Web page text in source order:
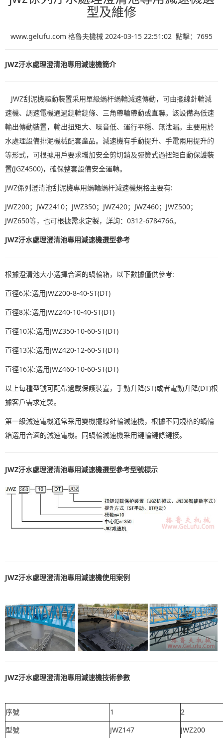
型及維修
www.gelufu.com 格魯夫機械 2024-03-15 22:51:02 點擊： 7695
JWZ汙水處理澄清池專用減速機簡介
JWZ刮泥機驅動裝置采用單級蝸杆蝸輪減速傳動，可由擺線針輪減
速機、調速電機通過鏈輪鏈條、三角帶輪帶動或直聯。該設備為低速
輸出傳動裝置，輸出扭矩大、噪音低、運行平穩、無泄漏。主要用於
水處理設備排泥機械配套產品。減速機有手動提升、手電兩用提升的
等形式，可根據用戶要求增加安全剪切銷及彈簧式過扭矩自動保護裝
置(JGZ4500)，確保整套設備安全運轉。
JWZ係列澄清池刮泥機專用蝸輪蝸杆減速機規格主要有:
JWZ200；JWZ2410；JWZ350；JWZ420；JWZ460；JWZ500；
JWZ650等，也可根據需求定製，詳詢：0312-6784766。
JWZ汙水處理澄清池專用減速機選型參考
根據澄清池大小選擇合適的蝸輪箱，以下數據僅供參考:
直徑6米:選用JWZ200-8-40-ST(DT)
直徑8米:選用JWZ240-10-40-ST(DT)
直徑10米:選用JWZ350-10-60-ST(DT)
直徑13米:選用JWZ420-12-60-ST(DT)
直徑16米:選用JWZ460-10-60-ST(DT)
以上每種型號可配帶過載保護裝置，手動升降(ST)或者電動升降(DT)根
據客戶需求定製。
第一級減速電機通常采用雙機擺線針輪減速機，根據不同規格的蝸輪
箱選用合適的減速電機。同蝸輪減速機采用鏈輪鏈條鏈接。
JWZ汙水處理澄清池專用減速機選型參考型號標示
JWZ汙水處理澄清池專用減速機使用案例
JWZ汙水處理澄清池專用減速機技術參數
序號 1
2
型號
JWZ147 JWZ200